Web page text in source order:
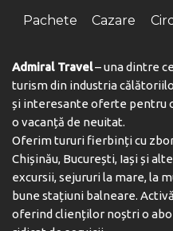
Pachete Cazare
Admiral Travel– una dintre
turism din industria
și interesante oferte pentru
o vacanță de neuitat.
Oferim tururi fierbinți cu
Chișinău, București, Iași și
excursii, sejururi la mare, la
bune stațiuni balneare.
oferind clienților noștri o